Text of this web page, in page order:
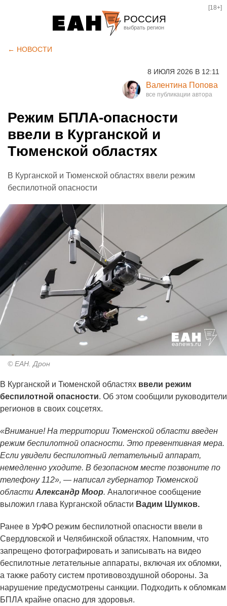
РОССИЯ
Курган
Оренбург
[18+]
← НОВОСТИ
8 ИЮЛЯ 2026 В 12:11
Валентина Попова
Режим БПЛА-опасности
ввели в Курганской и
Тюменской областях
В Курганской и Тюменской областях ввели режим
беспилотной опасности
© ЕАН. Дрон
В Курганской и Тюменской областях ввели режим
беспилотной опасности. Об этом сообщили руководители
регионов в своих соцсетях.
«Внимание! На территории Тюменской области введен
режим беспилотной опасности. Это превентивная мера.
Если увидели беспилотный летательный аппарат,
немедленно уходите. В безопасном месте позвоните по
телефону 112», — написал губернатор Тюменской
области Александр Моор. Аналогичное сообщение
выложил глава Курганской области Вадим Шумков.
Ранее в УрФО режим беспилотной опасности ввели в
Свердловской и Челябинской областях. Напомним, что
запрещено фотографировать и записывать на видео
беспилотные летательные аппараты, включая их обломки,
а также работу систем противовоздушной обороны. За
нарушение предусмотрены санкции. Подходить к обломкам
БПЛА крайне опасно для здоровья.